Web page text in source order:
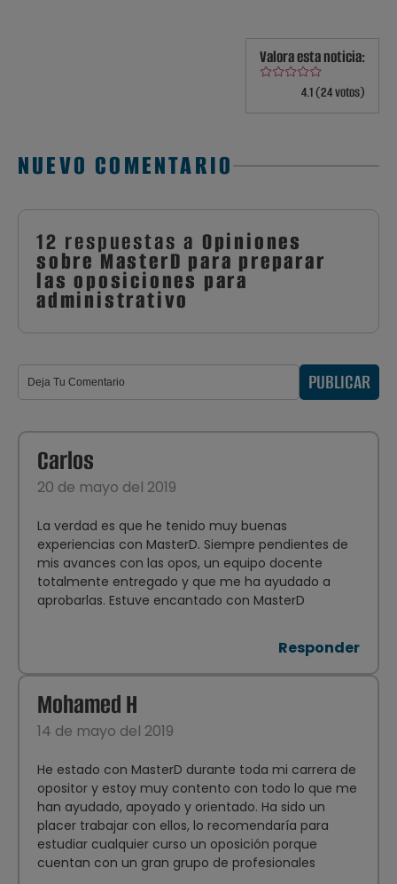
Valora esta noticia:
4.1 (24 votos)
NUEVO COMENTARIO
12 respuestas a Opiniones
sobre MasterD para preparar
las oposiciones para
administrativo
PUBLICAR
Carlos
20 de mayo del 2019
La verdad es que he tenido muy buenas
experiencias con MasterD. Siempre pendientes de
mis avances con las opos, un equipo docente
totalmente entregado y que me ha ayudado a
aprobarlas. Estuve encantado con MasterD
Responder
Mohamed H
14 de mayo del 2019
He estado con MasterD durante toda mi carrera de
opositor y estoy muy contento con todo lo que me
han ayudado, apoyado y orientado. Ha sido un
placer trabajar con ellos, lo recomendaría para
estudiar cualquier curso un oposición porque
cuentan con un gran grupo de profesionales